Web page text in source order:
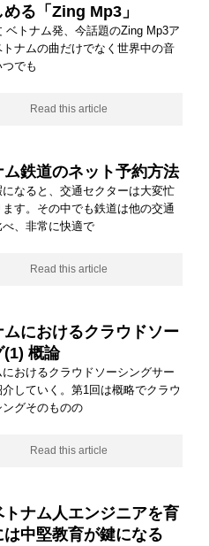
る「Zing Mp3」
ベトナム発、今話題のZing Mp3ア
トナムの曲だけでなく世界中の音
でも
Read this article
ム鉄道のネット予約方法
なると、交通セクターは大変忙
ます。その中でも鉄道は他の交通
、非常に快適で
Read this article
ムにおけるクラウドソー
(1) 概論
おけるクラウドソーシングサー
介していく。第1回は概略でクラウ
ングそのものの
Read this article
トナム人エンジニアを育
は中堅教育が鍵になる